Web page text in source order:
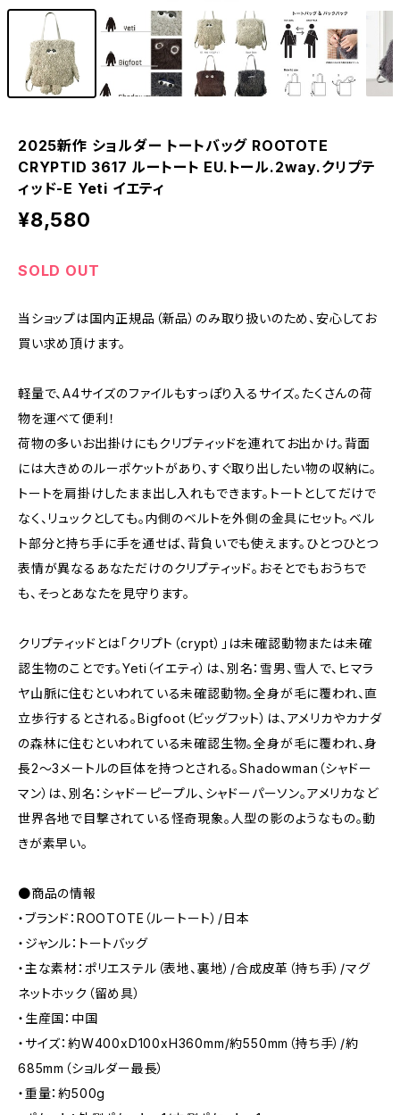
2025新作 ショルダー トートバッグ ROOTOTE
CRYPTID 3617 ルートート EU.トール.2way.クリプテ
ィッド-E Yeti イエティ
¥8,580
SOLD OUT
当ショップは国内正規品（新品）のみ取り扱いのため、安心してお
買い求め頂けます。
軽量で、A4サイズのファイルもすっぽり入るサイズ。たくさんの荷
物を運べて便利！
荷物の多いお出掛けにもクリブティッドを連れてお出かけ。背面
には大きめのルーポケットがあり、すぐ取り出したい物の収納に。
トートを肩掛けしたまま出し入れもできます。トートとしてだけで
なく、リュックとしても。内側のベルトを外側の金具にセット。ベル
ト部分と持ち手に手を通せば、背負いでも使えます。ひとつひとつ
表情が異なるあなただけのクリプティッド。おそとでもおうちで
も、そっとあなたを見守ります。
クリプティッドとは「クリプト（crypt）」は未確認動物または未確
認生物のことです。Yeti（イエティ）は、別名：雪男、雪人で、ヒマラ
ヤ山脈に住むといわれている未確認動物。全身が毛に覆われ、直
立歩行するとされる。Bigfoot（ビッグフット）は、アメリカやカナダ
の森林に住むといわれている未確認生物。全身が毛に覆われ、身
長2〜3メートルの巨体を持つとされる。Shadowman（シャドー
マン）は、別名：シャドーピープル、シャドーパーソン。アメリカなど
世界各地で目撃されている怪奇現象。人型の影のようなもの。動
きが素早い。
●商品の情報
・ブランド：ROOTOTE（ルートート）/日本
・ジャンル：トートバッグ
・主な素材：ポリエステル（表地、裏地）/合成皮革（持ち手）/マグ
ネットホック（留め具）
・生産国：中国
・サイズ：約W400xD100xH360mm/約550mm（持ち手）/約
685mm（ショルダー最長）
・重量：約500g